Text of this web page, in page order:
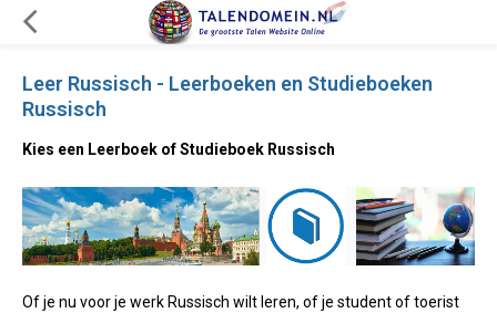
Leer Russisch - Leerboeken en Studieboeken
Russisch
Kies een Leerboek of Studieboek Russisch
Of je nu voor je werk Russisch wilt leren, of je student of toerist